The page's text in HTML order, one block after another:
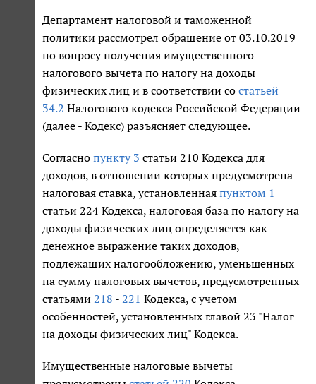
Департамент налоговой и таможенной
политики рассмотрел обращение от 03.10.2019
по вопросу получения имущественного
налогового вычета по налогу на доходы
физических лиц и в соответствии со статьей
34.2 Налогового кодекса Российской Федерации
(далее - Кодекс) разъясняет следующее.
Согласно пункту 3 статьи 210 Кодекса для
доходов, в отношении которых предусмотрена
налоговая ставка, установленная пунктом 1
статьи 224 Кодекса, налоговая база по налогу на
доходы физических лиц определяется как
денежное выражение таких доходов,
подлежащих налогообложению, уменьшенных
на сумму налоговых вычетов, предусмотренных
статьями 218 - 221 Кодекса, с учетом
особенностей, установленных главой 23 "Налог
на доходы физических лиц" Кодекса.
Имущественные налоговые вычеты